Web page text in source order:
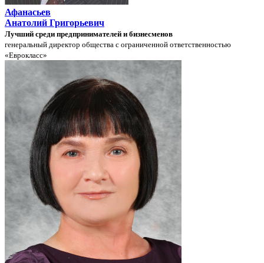
Афанасьев
Анатолий Григорьевич
Лучший среди предпринимателей и бизнесменов
генеральный директор общества с ограниченной ответственностью
«Еврокласс»